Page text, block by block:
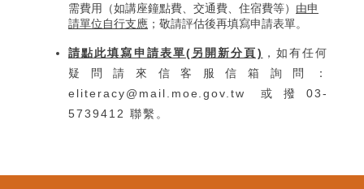
需費用（如講座鐘點費、交通費、住宿費等） 由申
請單位自行支應 ；敬請評估後再填寫申請表單。
請點此填寫申請表單(另開新分頁) ，如有任何
疑問請來信客服信箱詢問：
eliteracy@mail.moe.gov.tw
或撥03-
5739412 聯繫。